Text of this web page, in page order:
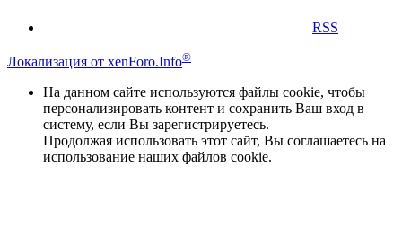
RSS
Локализация от xenForo.Info®
На данном сайте используются файлы cookie, чтобы
персонализировать контент и сохранить Ваш вход в
систему, если Вы зарегистрируетесь.
Продолжая использовать этот сайт, Вы соглашаетесь на
использование наших файлов cookie.